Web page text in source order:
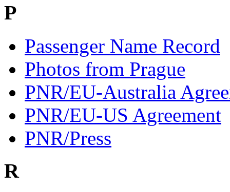
P
Passenger Name Record
Photos from Prague
PNR/EU-Australia
PNR/EU-US Agreement
PNR/Press
R